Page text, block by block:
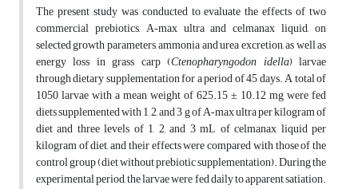
The present study was conducted to evaluate the effects of two
commercial prebiotics, A‑max ultra and celmanax liquid, on
selected growth parameters, ammonia and urea excretion, as well as
energy loss in grass carp (Ctenopharyngodon idella) larvae
through dietary supplementation for a period of 45 days. A total of
1050 larvae with a mean weight of 625.15 ± 10.12 mg were fed
diets supplemented with 1, 2, and 3 g of A‑max ultra per kilogram of
diet and three levels of 1, 2, and 3 mL of celmanax liquid per
kilogram of diet, and their effects were compared with those of the
control group (diet without prebiotic supplementation). During the
experimental period, the larvae were fed daily to apparent satiation.